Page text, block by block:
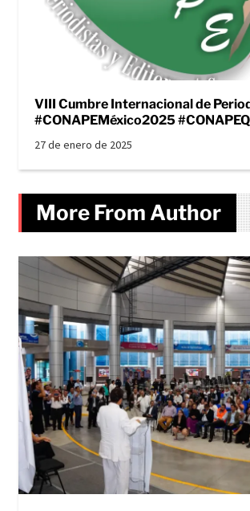
VIII Cumbre Internacional de
#CONAPEMéxico2025
27 de enero de 2025
More From Author